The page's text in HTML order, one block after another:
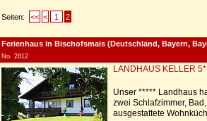
Seiten: << < 1 2
Ferienhaus in Bischofsmais (Deutschland, Bayern,
No. 2812
LANDHAUS KELLER
Unser ***** Landhaus
zwei Schlafzimmer,
ausgestattete